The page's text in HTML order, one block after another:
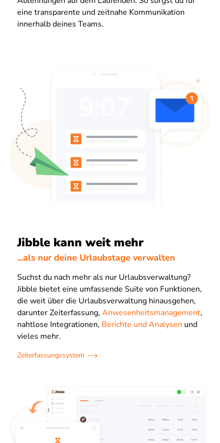
eine transparente und zeitnahe Kommunikation
innerhalb deines Teams.
Jibble kann weit mehr
...als nur deine Urlaubstage verwalten
Suchst du nach mehr als nur Urlaubsverwaltung?
Jibble bietet eine umfassende Suite von Funktionen,
die weit über die Urlaubsverwaltung hinausgehen,
darunter Zeiterfassung, Anwesenheitsmanagement,
nahtlose Integrationen, Berichte und Analysen und
vieles mehr.
Zeiterfassungssystem